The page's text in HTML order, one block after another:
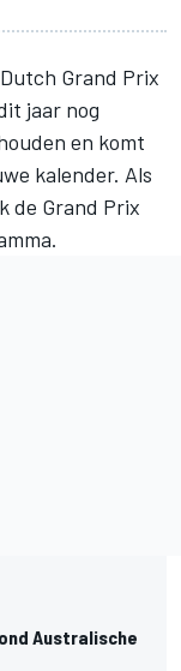
Dutch Grand Prix
jaar nog
en komt
kalender. Als
de Grand Prix
Australische